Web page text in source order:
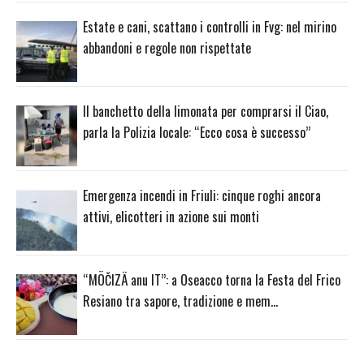
Estate e cani, scattano i controlli in Fvg: nel mirino
abbandoni e regole non rispettate
Il banchetto della limonata per comprarsi il Ciao,
parla la Polizia locale: “Ecco cosa è successo”
Emergenza incendi in Friuli: cinque roghi ancora
attivi, elicotteri in azione sui monti
“MÖČIZÄ anu IT”: a Oseacco torna la Festa del Frico
Resiano tra sapore, tradizione e mem…